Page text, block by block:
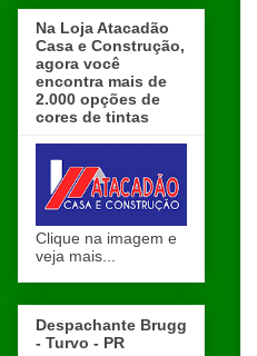
Na Loja Atacadão
Casa e Construção,
agora você
encontra mais de
2.000 opções de
cores de tintas
Clique na imagem e
veja mais...
Despachante Brugg
- Turvo - PR